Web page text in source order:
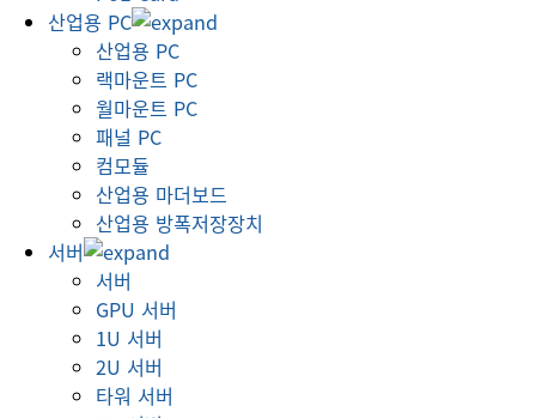
산업용 PC
산업용 PC
랙마운트 PC
월마운트 PC
패널 PC
컴모듈
산업용 마더보드
산업용 방폭저장장치
서버
서버
GPU 서버
1U 서버
2U 서버
타워 서버